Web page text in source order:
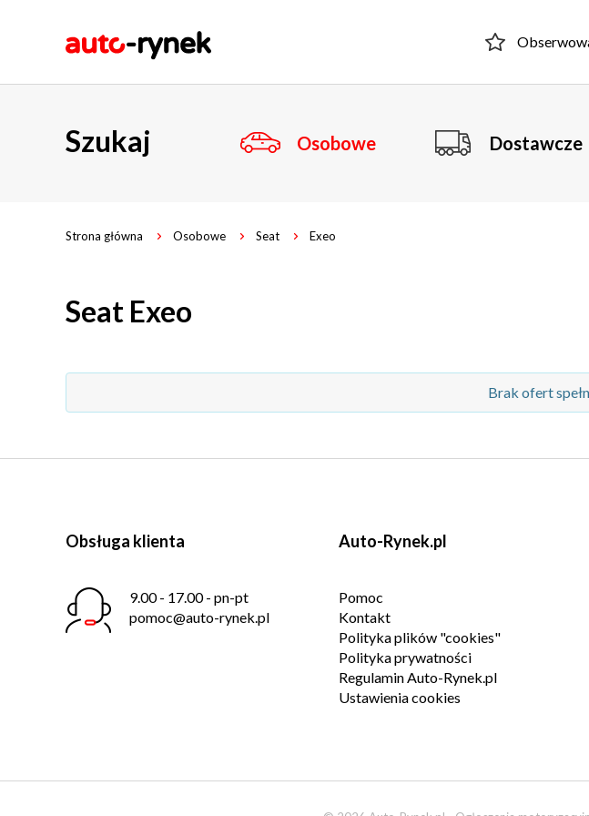
Szukaj Osobowe Dostawcze
Strona główna Osobowe Seat Exeo
Seat Exeo
Brak ofert
Obsługa klienta
9.00 - 17.00 - pn-pt
pomoc@auto-rynek.pl
Auto-Rynek.pl
Pomoc
Kontakt
Polityka plików "cookies"
Polityka prywatności
Regulamin Auto-Rynek.pl
Ustawienia cookies